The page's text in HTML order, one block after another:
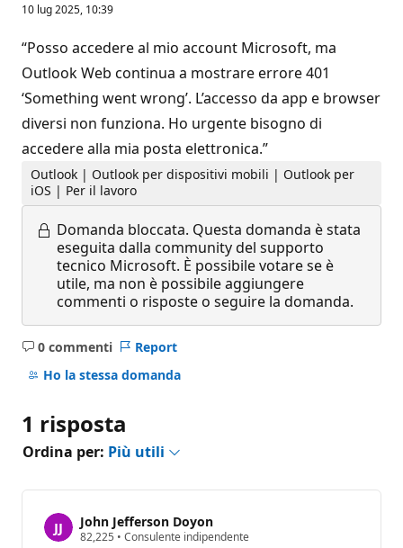
10 lug 2025, 10:39
“Posso accedere al mio account Microsoft, ma
Outlook Web continua a mostrare errore 401
‘Something went wrong’. L’accesso da app e browser
diversi non funziona. Ho urgente bisogno di
accedere alla mia posta elettronica.”
Outlook | Outlook per dispositivi mobili | Outlook per
iOS | Per il lavoro
Domanda bloccata. Questa domanda è stata
eseguita dalla community del supporto
tecnico Microsoft. È possibile votare se è
utile, ma non è possibile aggiungere
commenti o risposte o seguire la domanda.
0 commenti
Nessun
commento
Report
Ho la stessa domanda
1 risposta
Ordina per: Più utili
John Jefferson Doyon
82,225 P• Consulente indipendente